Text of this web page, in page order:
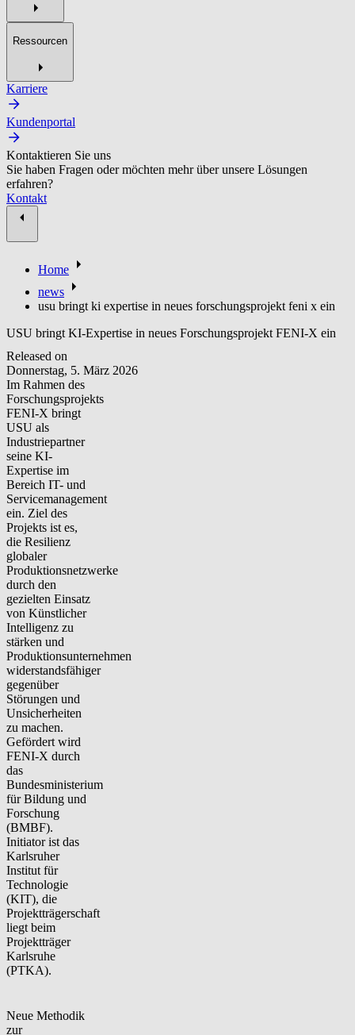
Ressourcen
Karriere
Kundenportal
Kontaktieren Sie uns
Sie haben Fragen oder möchten mehr über unsere Lösungen
erfahren?
Kontakt
Home
news
usu bringt ki expertise in neues forschungsprojekt feni x ein
USU bringt KI-Expertise in neues Forschungsprojekt FENI-X ein
Released on
Donnerstag, 5. März 2026
Im Rahmen des
Forschungsprojekts
FENI-X bringt
USU als
Industriepartner
seine KI-
Expertise im
Bereich IT- und
Servicemanagement
ein. Ziel des
Projekts ist es,
die Resilienz
globaler
Produktionsnetzwerke
durch den
gezielten Einsatz
von Künstlicher
Intelligenz zu
stärken und
Produktionsunternehmen
widerstandsfähiger
gegenüber
Störungen und
Unsicherheiten
zu machen.
Gefördert wird
FENI-X durch
das
Bundesministerium
für Bildung und
Forschung
(BMBF).
Initiator ist das
Karlsruher
Institut für
Technologie
(KIT), die
Projektträgerschaft
liegt beim
Projektträger
Karlsruhe
(PTKA).
Neue Methodik
zur